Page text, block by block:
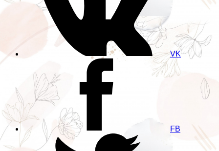
VK
FB